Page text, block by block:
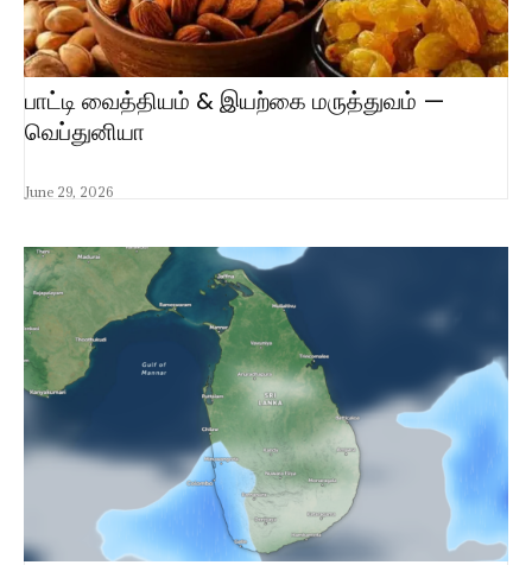
பாட்டி வைத்தியம் & இயற்கை மருத்துவம் —
வெப்துனியா
June 29, 2026